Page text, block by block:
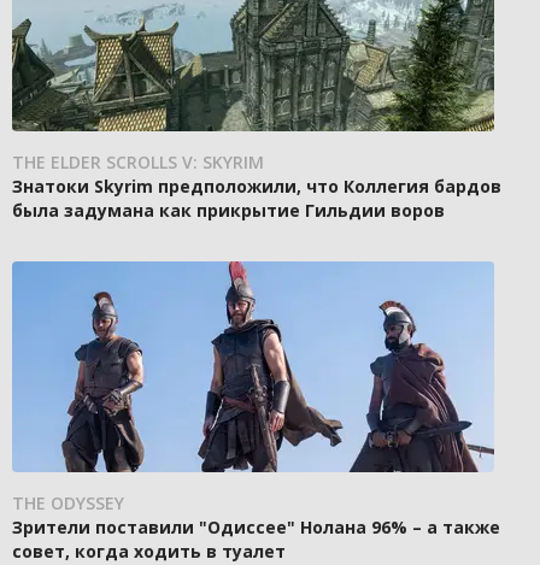
THE ELDER SCROLLS V: SKYRIM
Знатоки Skyrim предположили, что Коллегия бардов
была задумана как прикрытие Гильдии воров
THE ODYSSEY
Зрители поставили "Одиссее" Нолана 96% – а также
совет, когда ходить в туалет